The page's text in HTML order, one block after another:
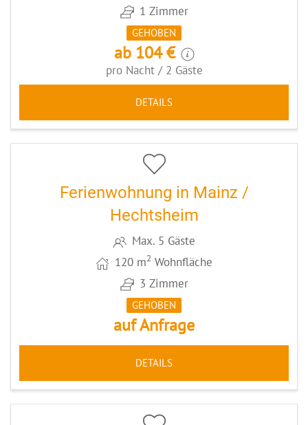
1 Zimmer
GEHOBEN
ab 104 €
pro Nacht / 2 Gäste
DETAILS
5 CODE: MZ072
Ferienwohnung in Mainz /
Hechtsheim
Max. 5 Gäste
120 m2 Wohnfläche
3 Zimmer
GEHOBEN
auf Anfrage
DETAILS
5 CODE: WI003